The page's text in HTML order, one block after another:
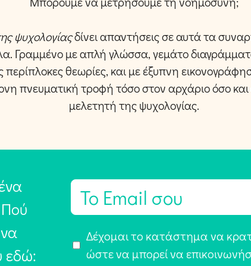
ψυχολογίαςδίνει απαντήσεις σε αυτά τα
Γραμμένο με απλή γλώσσα, γεμάτο
περίπλοκες θεωρίες, και με έξυπνη
πνευματική τροφή τόσο στον αρχάριο όσο
μελετητή της ψυχολογίας.
εδώ:
E
i
π
Δέχομαι το κατάστημα να
ώστε να μπορεί να